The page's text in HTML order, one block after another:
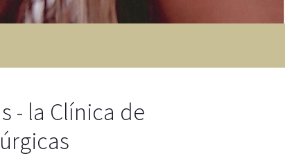
- la Clínica de